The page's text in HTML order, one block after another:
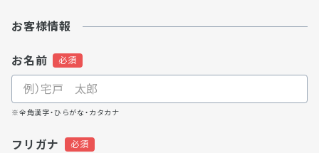
お客様情報
お名前
※全角漢字・ひらがな・カタカナ
フリガナ